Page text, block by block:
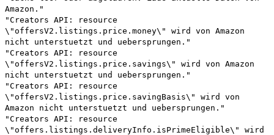
Amazon."
"Creators API: resource
\"offersV2.listings.price.money\" wird von Amazon
nicht unterstuetzt und uebersprungen."
"Creators API: resource
\"offersV2.listings.price.savings\" wird von Amazon
nicht unterstuetzt und uebersprungen."
"Creators API: resource
\"offersV2.listings.price.savingBasis\" wird von
Amazon nicht unterstuetzt und uebersprungen."
"Creators API: resource
\"offers.listings.deliveryInfo.isPrimeEligible\" wird